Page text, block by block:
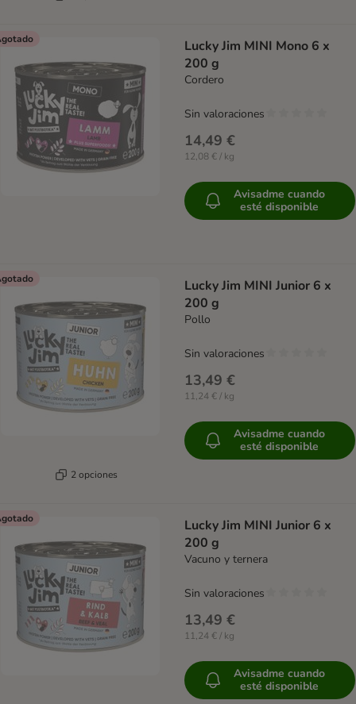
Lucky Jim MINI Mono 6 x
200 g
Cordero
14,49 €
12,08 € / kg
Sin valoraciones
Avisadme cuando
esté disponible
2 opciones
Lucky Jim MINI Junior 6 x
200 g
Pollo
13,49 €
11,24 € / kg
Sin valoraciones
Avisadme cuando
esté disponible
Lucky Jim MINI Junior 6 x
200 g
Vacuno y ternera
13,49 €
11,24 € / kg
Sin valoraciones
Avisadme cuando
esté disponible